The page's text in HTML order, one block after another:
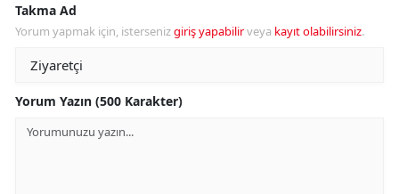
Takma Ad
Yorum yapmak için, istersenizgiriş yapabilirveya kayıt olabilirsiniz.
Yorum Yazın (500 Karakter)